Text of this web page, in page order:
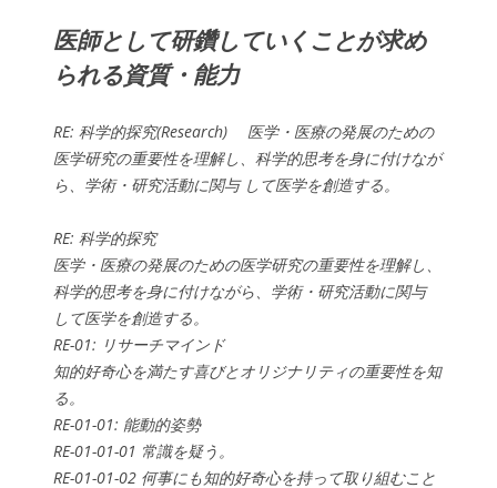
医師として研鑽していくことが求め
られる資質・能力
RE: 科学的探究(Research) 医学・医療の発展のための
医学研究の重要性を理解し、科学的思考を身に付けなが
ら、学術・研究活動に関与 して医学を創造する。
RE: 科学的探究
医学・医療の発展のための医学研究の重要性を理解し、
科学的思考を身に付けながら、学術・研究活動に関与
して医学を創造する。
RE-01: リサーチマインド
知的好奇心を満たす喜びとオリジナリティの重要性を知
る。
RE-01-01: 能動的姿勢
RE-01-01-01 常識を疑う。
RE-01-01-02 何事にも知的好奇心を持って取り組むこと